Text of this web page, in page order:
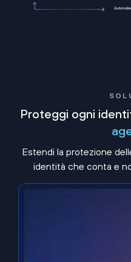
Proteggi ogni
Estendi la protezione
identità che conta e